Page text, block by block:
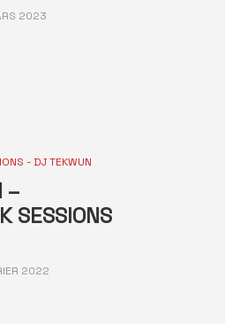
2023
- DJ TEKWUN
–
SESSIONS
2022